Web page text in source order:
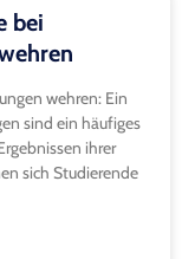
bei
wehren: Ein
sind ein häufiges
ihrer
sich Studierende